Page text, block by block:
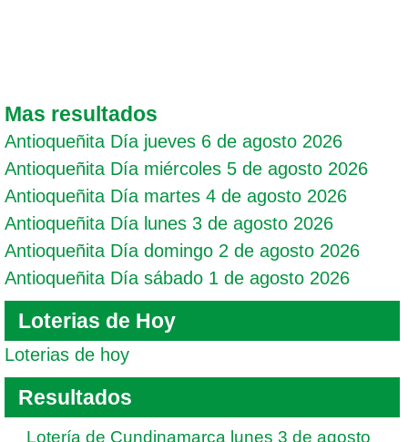
Mas resultados
Antioqueñita Día jueves 6 de agosto 2026
Antioqueñita Día miércoles 5 de agosto 2026
Antioqueñita Día martes 4 de agosto 2026
Antioqueñita Día lunes 3 de agosto 2026
Antioqueñita Día domingo 2 de agosto 2026
Antioqueñita Día sábado 1 de agosto 2026
Loterias de Hoy
Loterias de hoy
Resultados
Lotería de Cundinamarca lunes 3 de agosto